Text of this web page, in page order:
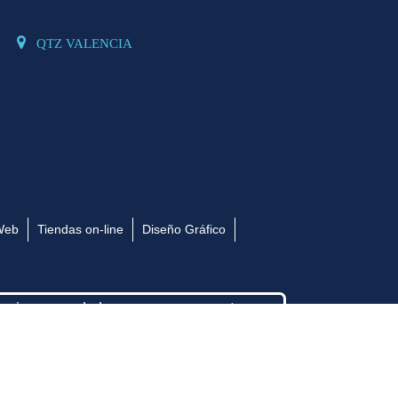
QTZ VALENCIA
Tiendas on-line
Diseño Gráfico
o colaborar con nosotros